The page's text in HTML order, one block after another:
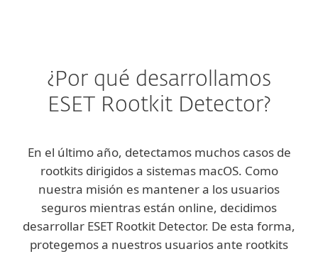
¿Por qué desarrollamos
ESET Rootkit Detector?
En el último año, detectamos muchos casos de
rootkits dirigidos a sistemas macOS. Como
nuestra misión es mantener a los usuarios
seguros mientras están online, decidimos
desarrollar ESET Rootkit Detector. De esta forma,
protegemos a nuestros usuarios ante rootkits